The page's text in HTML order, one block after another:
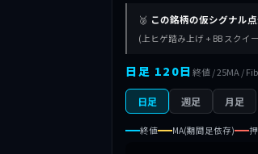
🥈 この銘柄の仮シグナル
(上ヒゲ踏み上げ + BB スクイ
日足 120日終値 / 25MA /
日足 週足 月足
終値 MA(期間足依存)